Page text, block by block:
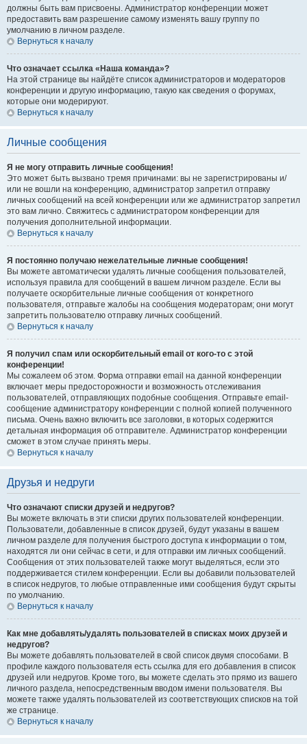
должны быть вам присвоены. Администратор конференции может
предоставить вам разрешение самому изменять вашу группу по
умолчанию в личном разделе.
Вернуться к началу
Что означает ссылка «Наша команда»?
На этой странице вы найдёте список администраторов и модераторов
конференции и другую информацию, такую как сведения о форумах,
которые они модерируют.
Вернуться к началу
Личные сообщения
Я не могу отправить личные сообщения!
Это может быть вызвано тремя причинами: вы не зарегистрированы и/
или не вошли на конференцию, администратор запретил отправку
личных сообщений на всей конференции или же администратор запретил
это вам лично. Свяжитесь с администратором конференции для
получения дополнительной информации.
Вернуться к началу
Я постоянно получаю нежелательные личные сообщения!
Вы можете автоматически удалять личные сообщения пользователей,
используя правила для сообщений в вашем личном разделе. Если вы
получаете оскорбительные личные сообщения от конкретного
пользователя, отправьте жалобы на сообщения модераторам; они могут
запретить пользователю отправку личных сообщений.
Вернуться к началу
Я получил спам или оскорбительный email от кого-то с этой
конференции!
Мы сожалеем об этом. Форма отправки email на данной конференции
включает меры предосторожности и возможность отслеживания
пользователей, отправляющих подобные сообщения. Отправьте email-
сообщение администратору конференции с полной копией полученного
письма. Очень важно включить все заголовки, в которых содержится
детальная информация об отправителе. Администратор конференции
сможет в этом случае принять меры.
Вернуться к началу
Друзья и недруги
Что означают списки друзей и недругов?
Вы можете включать в эти списки других пользователей конференции.
Пользователи, добавленные в список друзей, будут указаны в вашем
личном разделе для получения быстрого доступа к информации о том,
находятся ли они сейчас в сети, и для отправки им личных сообщений.
Сообщения от этих пользователей также могут выделяться, если это
поддерживается стилем конференции. Если вы добавили пользователей
в список недругов, то любые отправленные ими сообщения будут скрыты
по умолчанию.
Вернуться к началу
Как мне добавлять/удалять пользователей в списках моих друзей и
недругов?
Вы можете добавлять пользователей в свой список двумя способами. В
профиле каждого пользователя есть ссылка для его добавления в список
друзей или недругов. Кроме того, вы можете сделать это прямо из вашего
личного раздела, непосредственным вводом имени пользователя. Вы
можете также удалять пользователей из соответствующих списков на той
же странице.
Вернуться к началу